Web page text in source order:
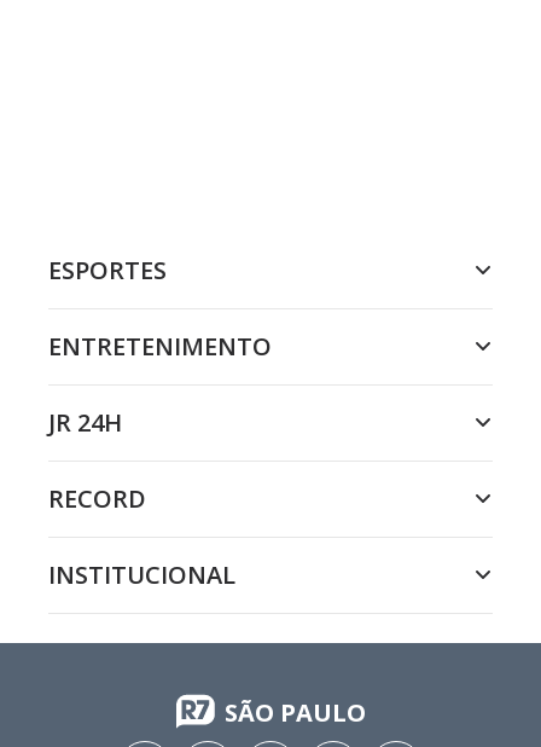
ESPORTES
ENTRETENIMENTO
JR 24H
RECORD
INSTITUCIONAL
SÃO PAULO